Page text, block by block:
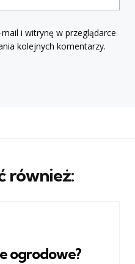
i witrynę w przeglądarce
kolejnych komentarzy.
również:
ogrodowe?